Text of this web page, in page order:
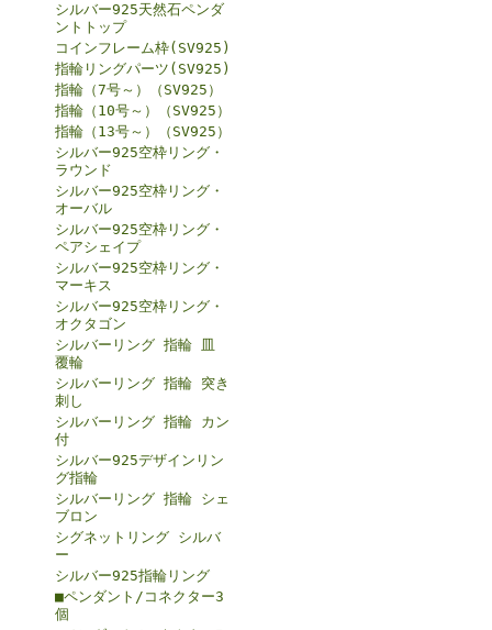
シルバー925天然石ペンダ
ントトップ
コインフレーム枠(SV925)
指輪リングパーツ(SV925)
指輪（7号～）（SV925）
指輪（10号～）（SV925）
指輪（13号～）（SV925）
シルバー925空枠リング・
ラウンド
シルバー925空枠リング・
オーバル
シルバー925空枠リング・
ペアシェイプ
シルバー925空枠リング・
マーキス
シルバー925空枠リング・
オクタゴン
シルバーリング 指輪 皿
覆輪
シルバーリング 指輪 突き
刺し
シルバーリング 指輪 カン
付
シルバー925デザインリン
グ指輪
シルバーリング 指輪 シェ
ブロン
シグネットリング シルバ
ー
シルバー925指輪リング
■ペンダント/コネクター3
個